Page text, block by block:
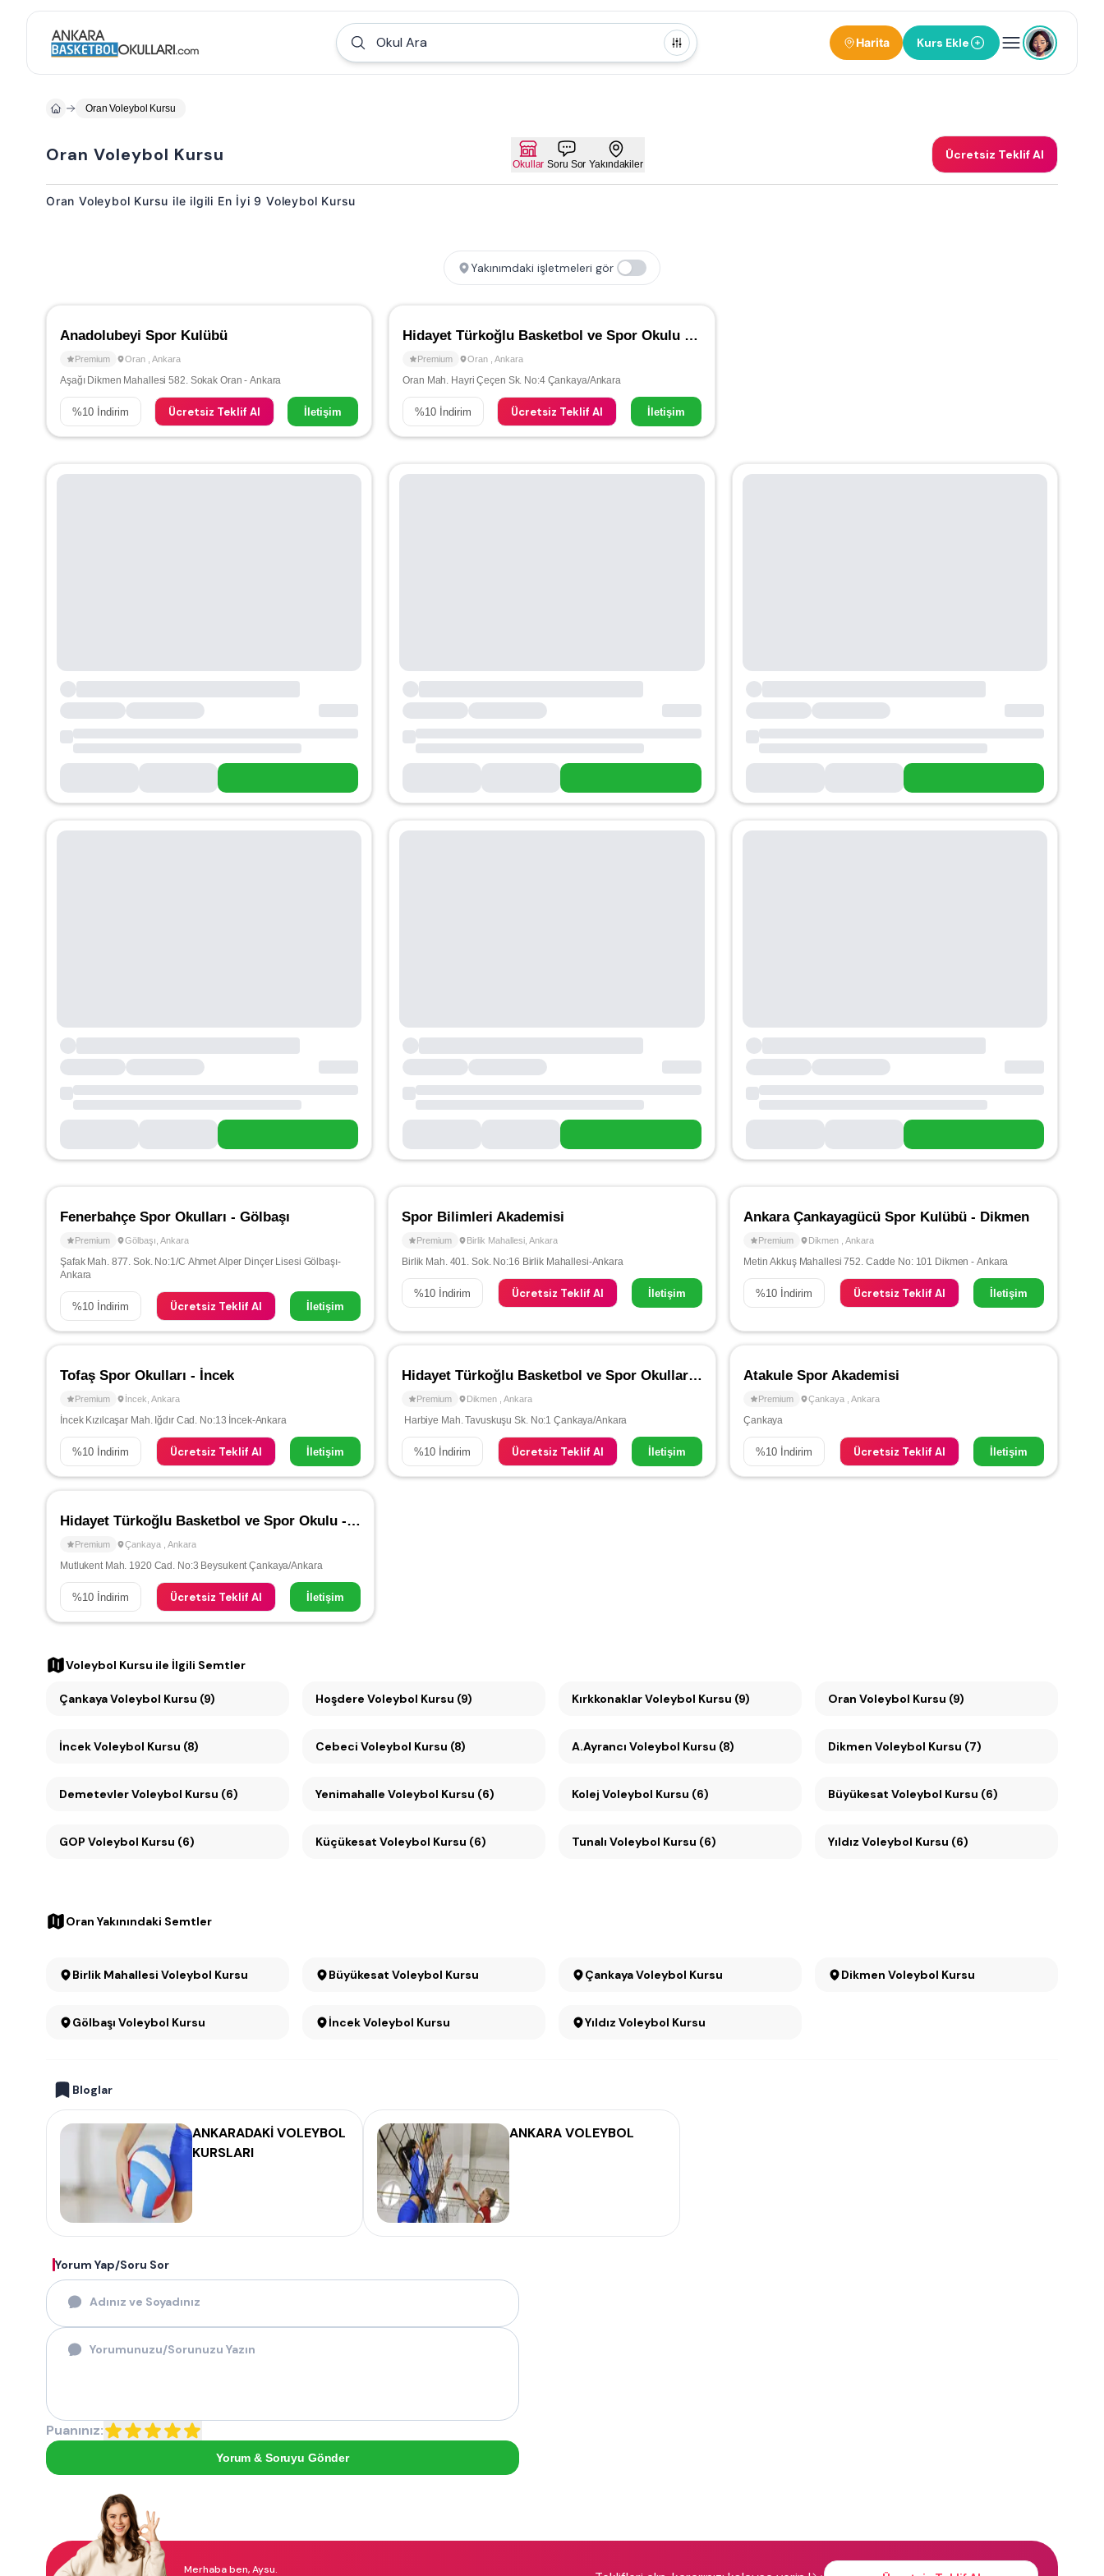
Okul Ara Harita Kurs Ekle
Oran Voleybol Kursu
Oran Voleybol Kursu Okullar Soru Sor Yakındakiler
Ücretsiz Teklif Al
Oran Voleybol Kursu ile ilgili En İyi 9 Voleybol Kursu
Yakınımdaki işletmeleri gör
Anadolubeyi Spor Kulübü
Premium Oran Ankara
Aşağı Dikmen Mahallesi 582. Sokak Oran - Ankara
%10 İndirim Ücretsiz Teklif Al İletişim
Hidayet Türkoğlu Basketbol ve Spor Okulu - Oran
Premium Oran ,Ankara
Oran Mah. Hayri Çeçen Sk. No:4 Çankaya/Ankara
%10 İndirim Ücretsiz Teklif Al İletişim
Fenerbahçe Spor Okulları - Gölbaşı
Premium Gölbaşı Ankara
Şafak Mah. 877. Sok. No:1/C Ahmet Alper Dinçer Lisesi Gölbaşı-
Ankara
%10 İndirim Ücretsiz Teklif Al İletişim
Spor Bilimleri Akademisi
Premium Birlik Mahallesi Ankara
Birlik Mah. 401. Sok. No:16 Birlik Mahallesi-Ankara
%10 İndirim Ücretsiz Teklif Al İletişim
Ankara Çankayagücü Spor Kulübü - Dikmen
Premium Dikmen Ankara
Metin Akkuş Mahallesi 752. Cadde No: 101 Dikmen - Ankara
%10 İndirim Ücretsiz Teklif Al İletişim
Tofaş Spor Okulları - İncek
Premium İncek Ankara
İncek Kızılcaşar Mah. Iğdır Cad. No:13 İncek-Ankara
%10 İndirim Ücretsiz Teklif Al İletişim
Hidayet Türkoğlu Basketbol ve Spor Okulları - Dikmen
Premium Dikmen Ankara
Harbiye Mah. Tavuskuşu Sk. No:1 Çankaya/Ankara
%10 İndirim Ücretsiz Teklif Al İletişim
Atakule Spor Akademisi
Premium Çankaya Ankara
Çankaya
%10 İndirim Ücretsiz Teklif Al İletişim
Hidayet Türkoğlu Basketbol ve Spor Okulu - Çankaya
Premium Çankaya Ankara
Mutlukent Mah. 1920 Cad. No:3 Beysukent Çankaya/Ankara
%10 İndirim Ücretsiz Teklif Al İletişim
Voleybol Kursu ile İlgili Semtler
Çankaya Voleybol Kursu (9) Hoşdere Voleybol Kursu (9) Kırkkonaklar Voleybol Kursu (9) Oran Voleybol Kursu (9)
İncek Voleybol Kursu (8) Cebeci Voleybol Kursu (8) A.Ayrancı Voleybol Kursu (8) Dikmen Voleybol Kursu (7)
Demetevler Voleybol Kursu (6) Yenimahalle Voleybol Kursu (6) Kolej Voleybol Kursu (6) Büyükesat Voleybol Kursu (6)
GOP Voleybol Kursu (6) Küçükesat Voleybol Kursu (6) Tunalı Voleybol Kursu (6) Yıldız Voleybol Kursu (6)
Oran Yakınındaki Semtler
Birlik Mahallesi Voleybol Kursu Büyükesat Voleybol Kursu Çankaya Voleybol Kursu Dikmen Voleybol Kursu
Gölbaşı Voleybol Kursu İncek Voleybol Kursu Yıldız Voleybol Kursu
Bloglar
ANKARADAKİ VOLEYBOL
KURSLARI
ANKARA VOLEYBOL
Yorum Yap/Soru Sor
Puanınız:
Yorum & Soruyu Gönder
Merhaba ben, Aysu.